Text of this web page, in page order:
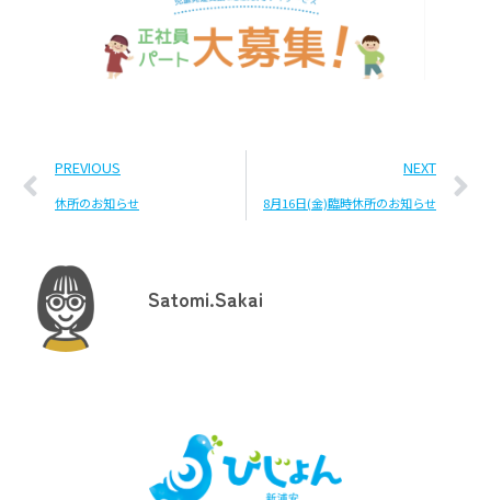
PREVIOUS
休所のお知らせ
NEXT
8月16日(金)臨時休所のお知らせ
Satomi.Sakai